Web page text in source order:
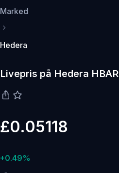
Marked
Hedera
Livepris på Hedera HBAR
£0.05118
+0.49%